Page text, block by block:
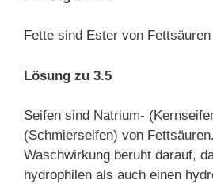
Fette sind Ester von
Lösung zu 3.5
Seifen sind Natrium-
(Schmierseifen) von
Waschwirkung beruht darauf,
hydrophilen als auch einen